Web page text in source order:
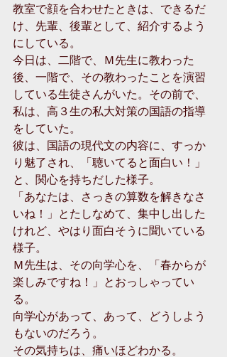
教室で顔を合わせたときは、できるだ
け、先輩、後輩として、紹介するよう
にしている。
今日は、二階で、Ｍ先生に教わった
後、一階で、その教わったことを演習
している生徒さんがいた。その前で、
私は、高３生の私大対策の国語の指導
をしていた。
彼は、国語の現代文の内容に、すっか
り魅了され、「聴いてると面白い！」
と、関心を持ちだした様子。
「あなたは、さっきの算数を解きなさ
いね！」とたしなめて、集中し出した
けれど、やはり面白そうに聞いている
様子。
Ｍ先生は、その向学心を、「春からが
楽しみですね！」とおっしゃってい
る。
向学心があって、あって、どうしよう
もないのだろう。
その気持ちは、痛いほどわかる。